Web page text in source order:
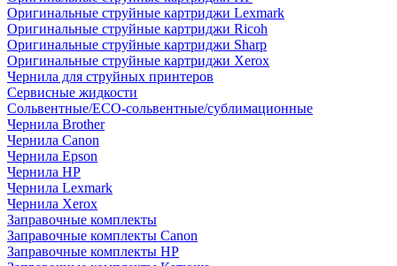
Оригинальные струйные картриджи Lexmark
Оригинальные струйные картриджи Ricoh
Оригинальные струйные картриджи Sharp
Оригинальные струйные картриджи Xerox
Чернила для струйных принтеров
Сервисные жидкости
Сольвентные/ECO-сольвентные/сублимационные
Чернила Brother
Чернила Canon
Чернила Epson
Чернила HP
Чернила Lexmark
Чернила Xerox
Заправочные комплекты
Заправочные комплекты Canon
Заправочные комплекты HP